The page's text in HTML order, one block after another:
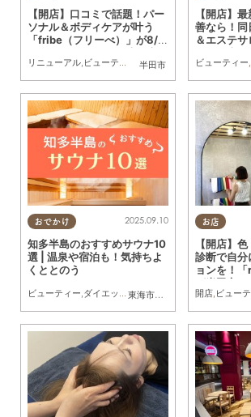
半田市
【開店】口コミで話題！パー
ソナル＆ボディケアが叶う
「fribe（フリーべ）」が8/2
へ／ちたまる広告
リニューアル, ビューティー 専門店 まちネタ,ちたまる
【開店】
善なら！同
＆エステ
プン／ちた
ビューティー,
おでかけ
東海市
,大府市 半田市, 常滑市
2025.09.10
知多半島のおすすめサウナ10
選 | 温泉や宿泊も！気持ちよ
くととのう
ビューティー ダイエット ,健康,観光 まとめ記事 ,カップ
お店
【開店】
診断で自分
ョンを！
が半田市
開店, ビュー